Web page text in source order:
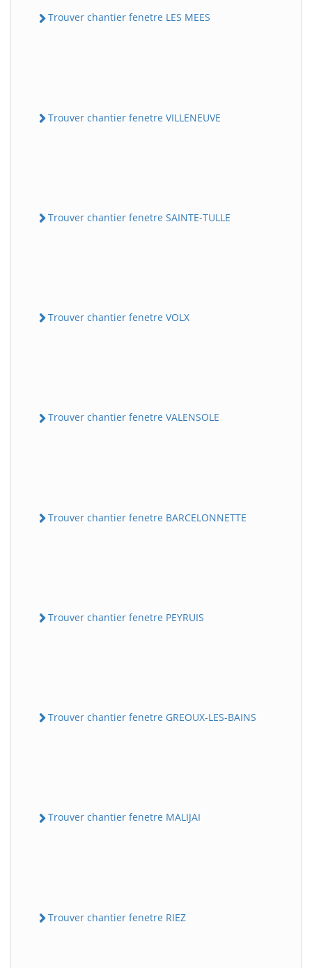
Trouver chantier fenetre LES MEES
Trouver chantier fenetre VILLENEUVE
Trouver chantier fenetre SAINTE-TULLE
Trouver chantier fenetre VOLX
Trouver chantier fenetre VALENSOLE
Trouver chantier fenetre BARCELONNETTE
Trouver chantier fenetre PEYRUIS
Trouver chantier fenetre GREOUX-LES-BAINS
Trouver chantier fenetre MALIJAI
Trouver chantier fenetre RIEZ